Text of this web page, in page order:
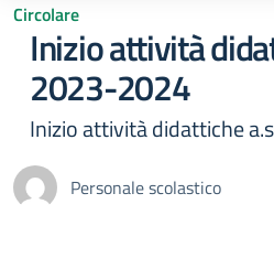
Circolare
Inizio attività
2023-2024
Inizio attività didattiche
Personale scolastico